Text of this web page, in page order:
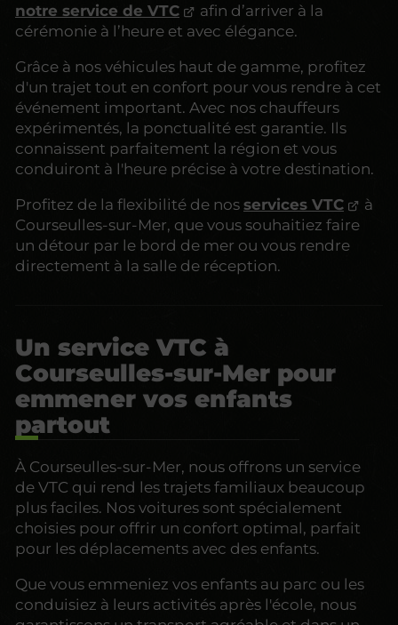
notre service de VTC
afin d’arriver à la
cérémonie à l’heure et avec élégance.
Grâce à nos véhicules haut de gamme, profitez
d'un trajet tout en confort pour vous rendre à cet
événement important. Avec nos chauffeurs
expérimentés, la ponctualité est garantie. Ils
connaissent parfaitement la région et vous
conduiront à l'heure précise à votre destination.
Profitez de la flexibilité de nos services VTC
à
Courseulles-sur-Mer, que vous souhaitiez faire
un détour par le bord de mer ou vous rendre
directement à la salle de réception.
Un service VTC à
Courseulles-sur-Mer pour
emmener vos enfants
partout
À Courseulles-sur-Mer, nous offrons un service
de VTC qui rend les trajets familiaux beaucoup
plus faciles. Nos voitures sont spécialement
choisies pour offrir un confort optimal, parfait
pour les déplacements avec des enfants.
Que vous emmeniez vos enfants au parc ou les
conduisiez à leurs activités après l'école, nous